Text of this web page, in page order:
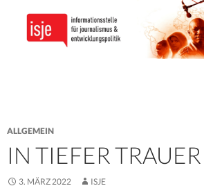
ALLGEMEIN
IN TIEFER TRAUER
3. MÄRZ 2022 ISJE